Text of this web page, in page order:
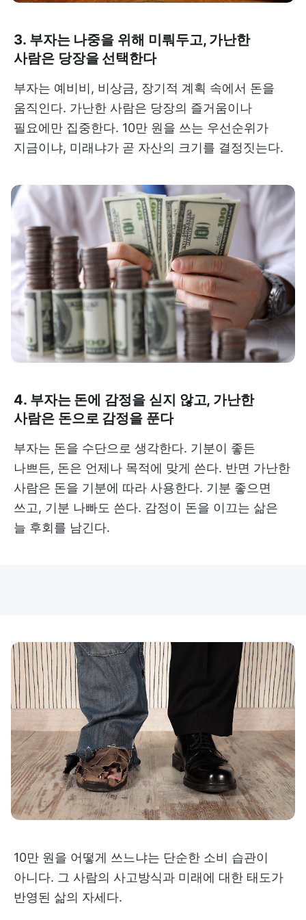
3. 부자는 나중을 위해 미뤄두고, 가난한
사람은 당장을 선택한다
부자는 예비비, 비상금, 장기적 계획 속에서 돈을
움직인다. 가난한 사람은 당장의 즐거움이나
필요에만 집중한다. 10만 원을 쓰는 우선순위가
지금이냐, 미래냐가 곧 자산의 크기를 결정짓는다.
4. 부자는 돈에 감정을 싣지 않고, 가난한
사람은 돈으로 감정을 푼다
부자는 돈을 수단으로 생각한다. 기분이 좋든
나쁘든, 돈은 언제나 목적에 맞게 쓴다. 반면 가난한
사람은 돈을 기분에 따라 사용한다. 기분 좋으면
쓰고, 기분 나빠도 쓴다. 감정이 돈을 이끄는 삶은
늘 후회를 남긴다.
10만 원을 어떻게 쓰느냐는 단순한 소비 습관이
아니다. 그 사람의 사고방식과 미래에 대한 태도가
반영된 삶의 자세다.